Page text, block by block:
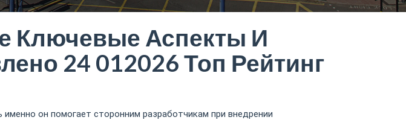
Ключевые Аспекты И
24 012026 Топ Рейтинг
он помогает сторонним разработчикам при внедрении